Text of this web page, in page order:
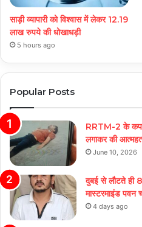
साड़ी व्यापारी को विश्वास में लेकर 12.19
लाख रुपये की धोखाधड़ी
5 hours ago
Popular Posts
RRTM-2 के
लगाकर की
June 10, 2026
दुबई से लौटते ही
मास्टरमाइंड पवन
4 days ago